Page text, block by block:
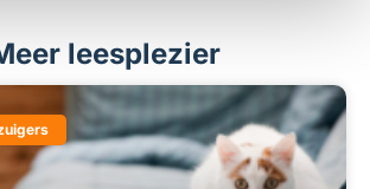
leesplezier